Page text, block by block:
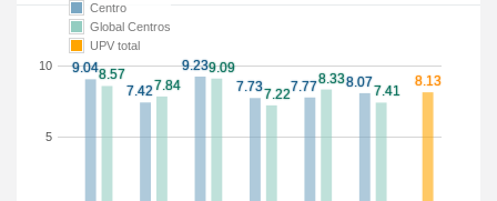
5
10
Centro
Global Centros
UPV total